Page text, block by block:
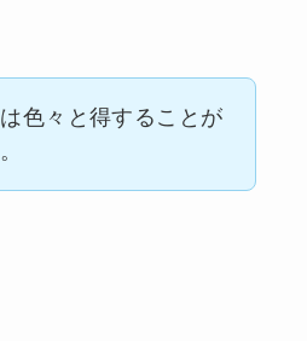
色々と得することが